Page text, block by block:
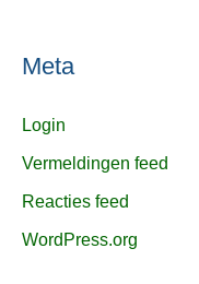
Meta
Login
Vermeldingen feed
Reacties feed
WordPress.org